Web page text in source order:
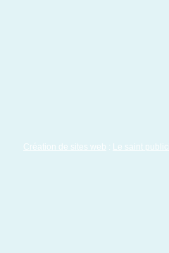
Création de sites web : Le saint